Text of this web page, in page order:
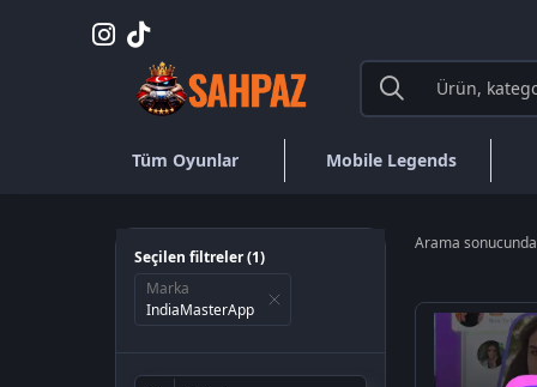
Tüm Oyunlar Mobile Legends
Seçilen filtreler (1)
Marka
IndiaMasterApp
Arama sonucunda